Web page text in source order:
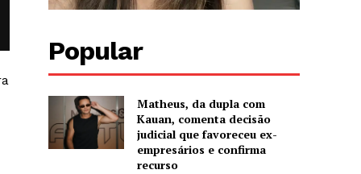
Popular
Matheus, da dupla com
Kauan, comenta decisão
judicial que favoreceu ex-
empresários e confirma
recurso